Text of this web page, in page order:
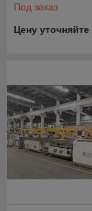
Под заказ
Цену уточняйте